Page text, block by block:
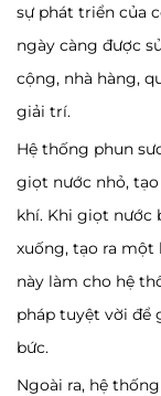
sự phát triển của
ngày càng được
cộng, nhà hàng,
giải trí.
Hệ thống phun
giọt nước nhỏ,
khí. Khi giọt nước
xuống, tạo ra
này làm cho hệ
pháp tuyệt vời để
bức.
Ngoài ra, hệ